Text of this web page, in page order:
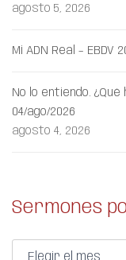
agosto 5, 2026
Mi ADN Real – EBDV
No lo entiendo.
04/ago/2026
agosto 4, 2026
Sermones